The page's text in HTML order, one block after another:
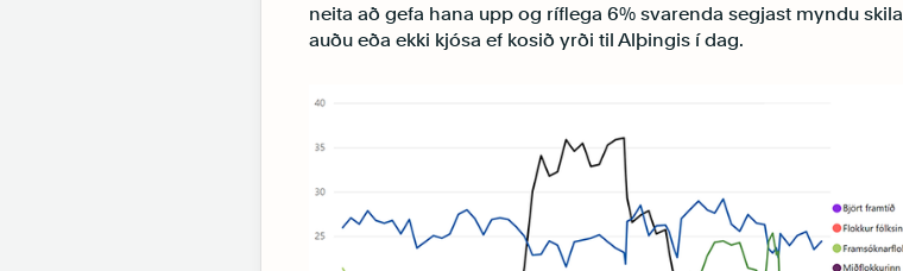
neita að gefa hana upp og ríflega 6% svarenda segjast myndu skila
auðu eða ekki kjósa ef kosið yrði til Alþingis í dag.